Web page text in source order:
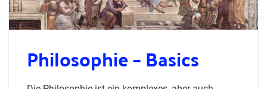
Philosophie – Basics